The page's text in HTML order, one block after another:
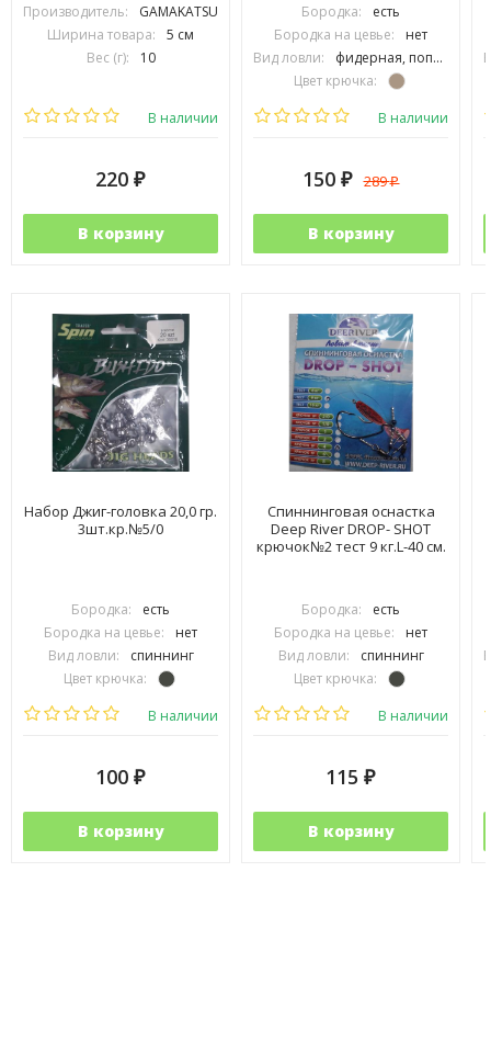
Производитель:
GAMAKATSU
Ширина товара:
5 см
Вес (г):
10
В наличии
220 ₽
В корзину
Бородка:
есть
Бородка на цевье:
нет
Вид ловли:
фидерная, поплавочная, карповая
Цвет крючка:
Тип крючка:
В наличии
150 ₽ 289₽
В корзину
Набор Джиг-головка 20,0 гр.
3шт.кр.№5/0
Бородка:
есть
Бородка на цевье:
нет
Вид ловли:
спиннинг
Цвет крючка:
Тип крючка:
В наличии
100 ₽
В корзину
Спиннинговая оснастка
Deep River DROP- SHOT
крючок№2 тест 9 кг.L-40 см.
Бородка:
есть
Бородка на цевье:
нет
Вид ловли:
спиннинг
Цвет крючка:
Тип крючка:
В наличии
115 ₽
В корзину